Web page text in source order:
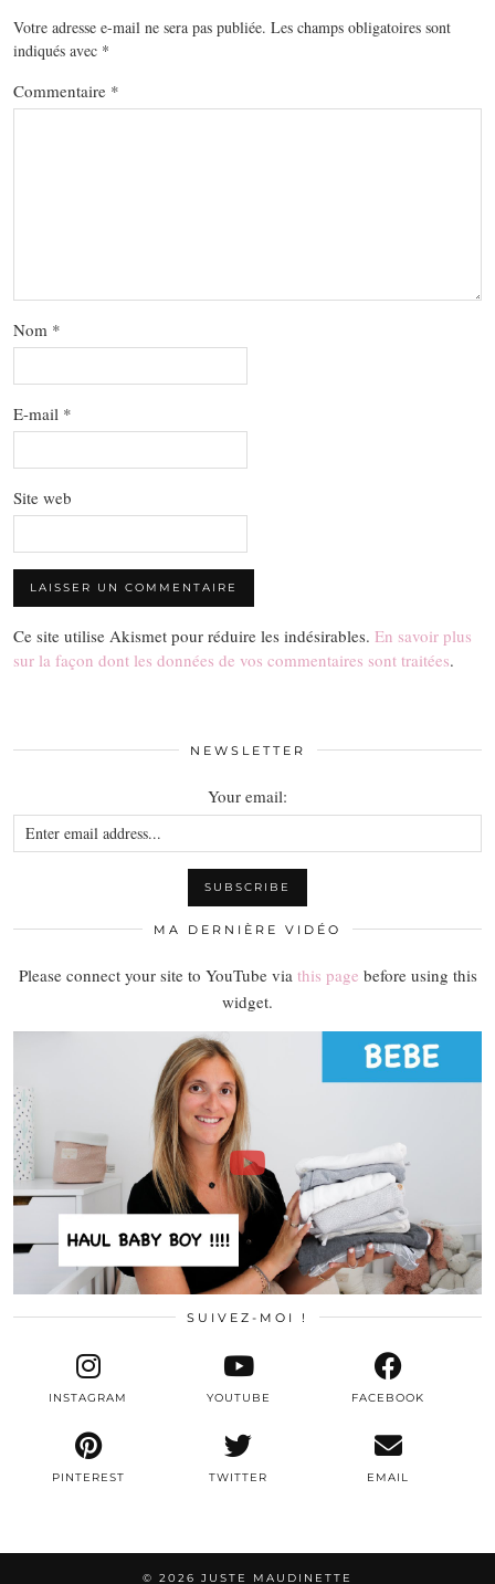
Votre adresse e-mail ne sera pas publiée. Les champs obligatoires sont
indiqués avec *
Commentaire *
Nom *
E-mail *
Site web
Ce site utilise Akismet pour réduire les indésirables. En savoir plus
sur la façon dont les données de vos commentaires sont traitées.
NEWSLETTER
Your email:
MA DERNIÈRE VIDÉO
Please connect your site to YouTube via this page before using this
widget.
SUIVEZ-MOI !
TWITTER
INSTAGRAM FACEBOOK
PINTEREST
YOUTUBE
EMAIL
© 2026 JUSTE MAUDINETTE